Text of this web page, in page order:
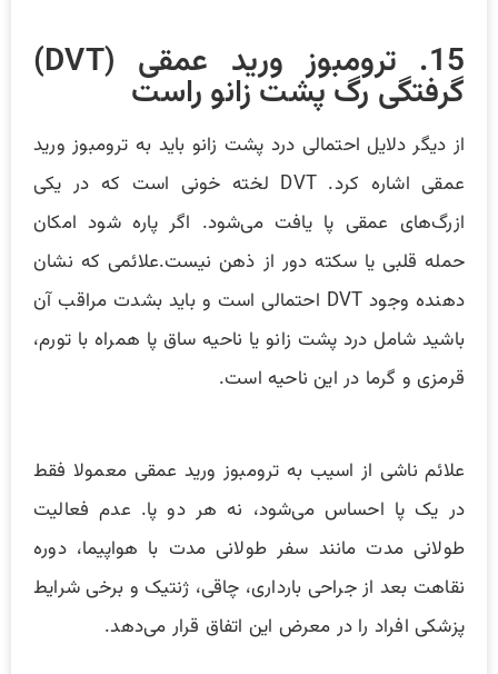
15. ترومبوز ورید عمقی (DVT)
گرفتگی رگ پشت زانو راست
از دیگر دلایل احتمالی درد پشت زانو باید به ‌ترومبوز ورید
عمقی اشاره کرد. DVT لخته خونی است که در یکی
ازرگ‌های عمقی پا یافت می‌شود. اگر پاره شود امکان
حمله قلبی یا سکته دور از ذهن نیست.علائمی که نشان
دهنده وجود DVT احتمالی است و باید بشدت مراقب آن
باشید شامل درد پشت زانو یا ناحیه ساق پا همراه با تورم،
قرمزی و گرما در این ناحیه است.
علائم ناشی از اسیب به ترومبوز ورید عمقی معمولا فقط
در یک پا احساس می‌شود، نه هر دو پا. عدم فعالیت
طولانی مدت مانند سفر طولانی مدت با هواپیما، دوره
نقاهت بعد از جراحی بارداری، چاقی، ژنتیک و برخی شرایط
پزشکی افراد را در معرض این اتفاق قرار می‌دهد.